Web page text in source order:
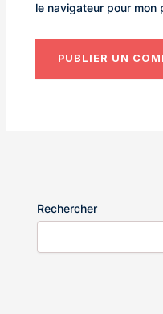
le navigateur pour mon
Rechercher